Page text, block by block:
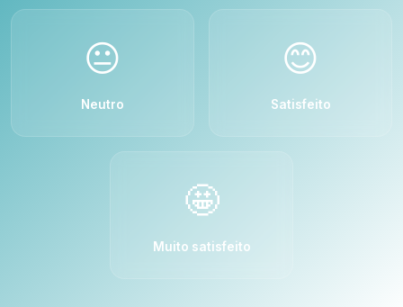
😐
Neutro
😊
Satisfeito
🤩
Muito satisfeito